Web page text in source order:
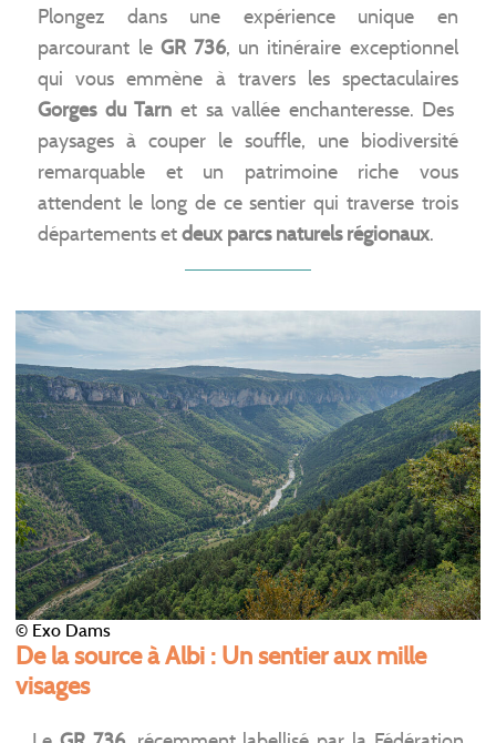
Plongez dans une expérience unique en
parcourant le GR 736, un itinéraire exceptionnel
qui vous emmène à travers les spectaculaires
Gorges du Tarn et sa vallée enchanteresse. Des
paysages à couper le souffle, une biodiversité
remarquable et un patrimoine riche vous
attendent le long de ce sentier qui traverse trois
départements etdeux parcs naturels régionaux.
© Exo Dams
De la source à Albi : Un sentier aux mille
visages